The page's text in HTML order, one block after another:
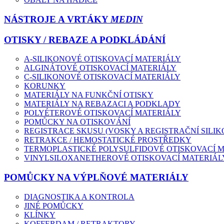
NÁSTROJE A VRTÁKY MEDIN
OTISKY / REBAZE A PODKLÁDÁNÍ
A-SILIKONOVÉ OTISKOVACÍ MATERIÁLY
ALGINÁTOVÉ OTISKOVACÍ MATERIÁLY
C-SILIKONOVÉ OTISKOVACÍ MATERIÁLY
KORUNKY
MATERIÁLY NA FUNKČNÍ OTISKY
MATERIÁLY NA REBAZACI A PODKLADY
POLYÉTEROVÉ OTISKOVACÍ MATERIÁLY
POMŮCKY NA OTISKOVÁNÍ
REGISTRACE SKUSU (VOSKY A REGISTRAČNÍ
RETRAKCE / HEMOSTATICKÉ PROSTŘEDKY
TERMOPLASTICKÉ POLYSULFIDOVÉ OTISKOVACÍ
VINYLSILOXANETHEROVÉ OTISKOVACÍ
POMŮCKY NA VÝPLŇOVÉ MATERIÁLY
DIAGNOSTIKA A KONTROLA
JINÉ POMŮCKY
KLÍNKY